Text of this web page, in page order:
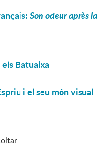
Son odeur après la
Batuaixa
i el seu món visual